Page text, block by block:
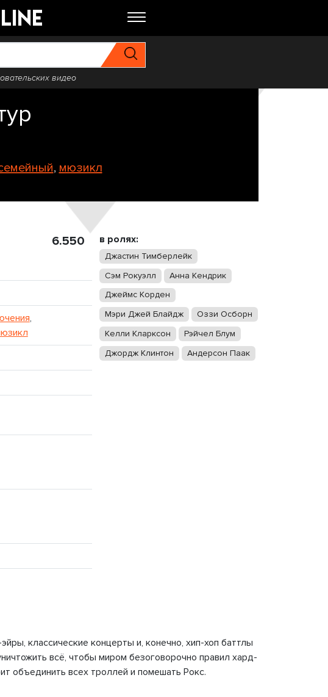
видео
, мюзикл
6.550
,
в ролях:
Джастин Тимберлейк
Сэм Рокуэлл
Анна Кендрик
Джеймс Корден
Мэри Джей Блайдж
Оззи Осборн
Келли Кларксон
Рэйчел Блум
Джордж Клинтон
Андерсон Паак
классические концерты и, конечно, хип-хоп баттлы
всё, чтобы миром безоговорочно правил хард-
объединить всех троллей и помешать Рокс.